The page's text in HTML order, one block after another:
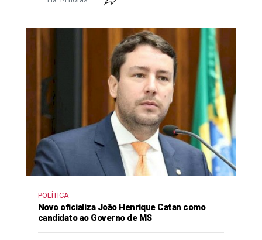
POLÍTICA
Novo oficializa João Henrique Catan como
candidato ao Governo de MS